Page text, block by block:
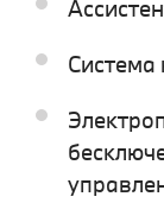
Система